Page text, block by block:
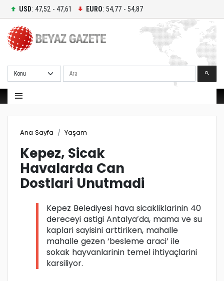
USD: 47,52 - 47,61 EURO: 54,77 - 54,87
Ara
Ana Sayfa Yaşam
Kepez, Sicak
Havalarda Can
Dostlari Unutmadi
Kepez Belediyesi hava sicakliklarinin 40
dereceyi astigi Antalya’da, mama ve su
kaplari sayisini arttiriken, mahalle
mahalle gezen ‘besleme araci’ ile
sokak hayvanlarinin temel ihtiyaçlarini
karsiliyor.